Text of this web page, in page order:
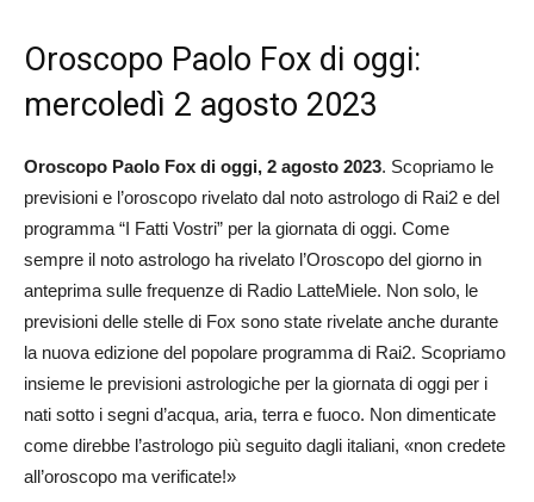
Oroscopo Paolo Fox di oggi:
mercoledì 2 agosto 2023
Oroscopo Paolo Fox di oggi, 2 agosto 2023. Scopriamo le
previsioni e l’oroscopo rivelato dal noto astrologo di Rai2 e del
programma “I Fatti Vostri” per la giornata di oggi. Come
sempre il noto astrologo ha rivelato l’Oroscopo del giorno in
anteprima sulle frequenze di Radio LatteMiele. Non solo, le
previsioni delle stelle di Fox sono state rivelate anche durante
la nuova edizione del popolare programma di Rai2. Scopriamo
insieme le previsioni astrologiche per la giornata di oggi per i
nati sotto i segni d’acqua, aria, terra e fuoco. Non dimenticate
come direbbe l’astrologo più seguito dagli italiani, «non credete
all’oroscopo ma verificate!»